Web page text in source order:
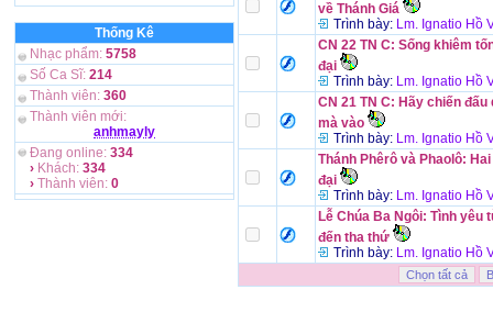
Thống Kê
Nhạc phẩm: 5758
Số Ca Sĩ: 214
Thành viên: 360
Thành viên mới:
anhmayly
Đang online: 334
› Khách: 334
› Thành viên: 0
về Thánh Giá
Trình bày: Lm. Ignatio Hồ
CN 22 TN C: Sống khiêm
đại
Trình bày: Lm. Ignatio Hồ
CN 21 TN C: Hãy chiến
mà vào
Trình bày: Lm. Ignatio Hồ
Thánh Phêrô và Phaolô:
đại
Trình bày: Lm. Ignatio Hồ
Lễ Chúa Ba Ngôi: Tình yêu
đến tha thứ
Trình bày: Lm. Ignatio Hồ